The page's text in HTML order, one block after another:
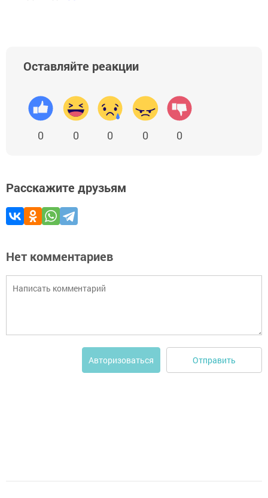
Оставляйте реакции
0 0 0 0 0
Расскажите друзьям
Нет комментариев
Авторизоваться Отправить